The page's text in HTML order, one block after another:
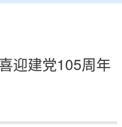
迎建党105周年